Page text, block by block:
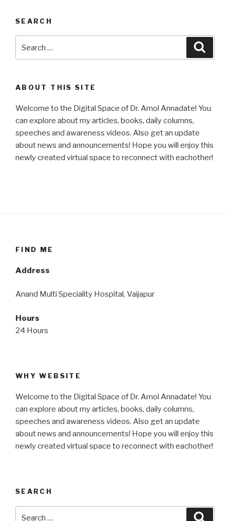
SEARCH
for:
ABOUT THIS SITE
Welcome to the Digital Space of Dr. Amol Annadate! You
can explore about my articles, books, daily columns,
speeches and awareness videos. Also get an update
about news and announcements! Hope you will enjoy this
newly created virtual space to reconnect with eachother!
FIND ME
Address
Anand Multi Speciality Hospital, Vaijapur
Hours
24 Hours
WHY WEBSITE
Welcome to the Digital Space of Dr. Amol Annadate! You
can explore about my articles, books, daily columns,
speeches and awareness videos. Also get an update
about news and announcements! Hope you will enjoy this
newly created virtual space to reconnect with eachother!
SEARCH